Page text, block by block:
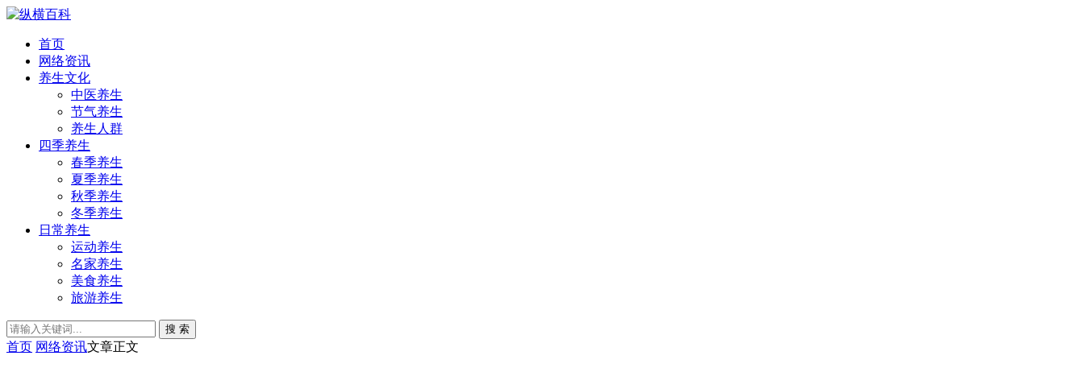
首页
网络资讯
养生文化
中医养生
节气养生
养生人群
四季养生
春季养生
夏季养生
秋季养生
冬季养生
日常养生
运动养生
名家养生
美食养生
旅游养生
搜 索
首页 网络资讯文章正文